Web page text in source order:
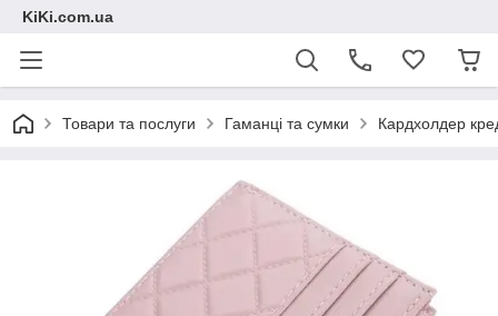
KiKi.com.ua
Товари та послуги Гаманці та сумки Кардхолдер